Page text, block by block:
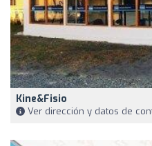
Kine&Fisio
Ver dirección y datos de